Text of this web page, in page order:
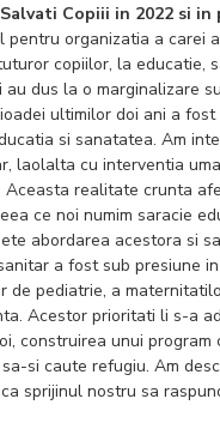
Copiii in 2022 si in
organizatia a carei
copiilor, la educatie,
dus la o marginalizare
ultimilor doi ani a
si sanatatea. Am
laolalta cu interventia
Aceasta realitate crunta
ce noi numim saracie
abordarea acestora si
a fost sub presiune
de pediatrie, a
Acestor prioritati li s-a
construirea unui
si caute refugiu. Am
sprijinul nostru sa